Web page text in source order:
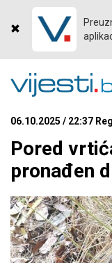
06.10.2025 / 22:37
Pored
pronađen